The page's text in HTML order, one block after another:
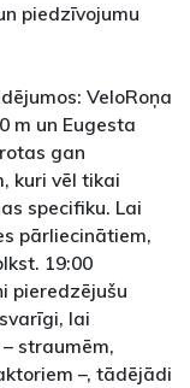
piedzīvojumu
VeloRoņa
m un Eugesta
gan
kuri vēl tikai
specifiku. Lai
pārliecinātiem,
19:00
pieredzējušu
lai
straumēm,
–, tādējādi